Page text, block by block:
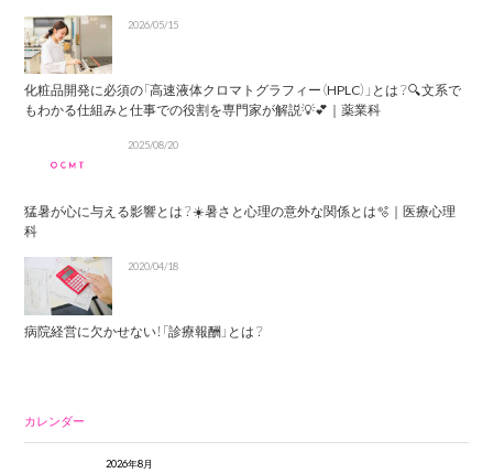
2026/05/15
化粧品開発に必須の「高速液体クロマトグラフィー（HPLC）」とは？🔍文系で
もわかる仕組みと仕事での役割を専門家が解説💡💕｜薬業科
2025/08/20
猛暑が心に与える影響とは？☀️暑さと心理の意外な関係とは🫧｜医療心理
科
2020/04/18
病院経営に欠かせない！「診療報酬」とは？
カレンダー
2026年8月